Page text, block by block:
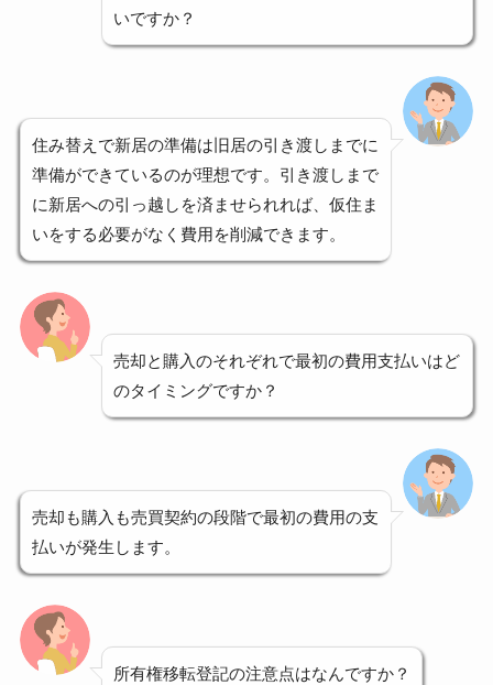
いですか？
住み替えで新居の準備は旧居の引き渡しまでに
準備ができているのが理想です。引き渡しまで
に新居への引っ越しを済ませられれば、仮住ま
いをする必要がなく費用を削減できます。
売却と購入のそれぞれで最初の費用支払いはど
のタイミングですか？
売却も購入も売買契約の段階で最初の費用の支
払いが発生します。
所有権移転登記の注意点はなんですか？